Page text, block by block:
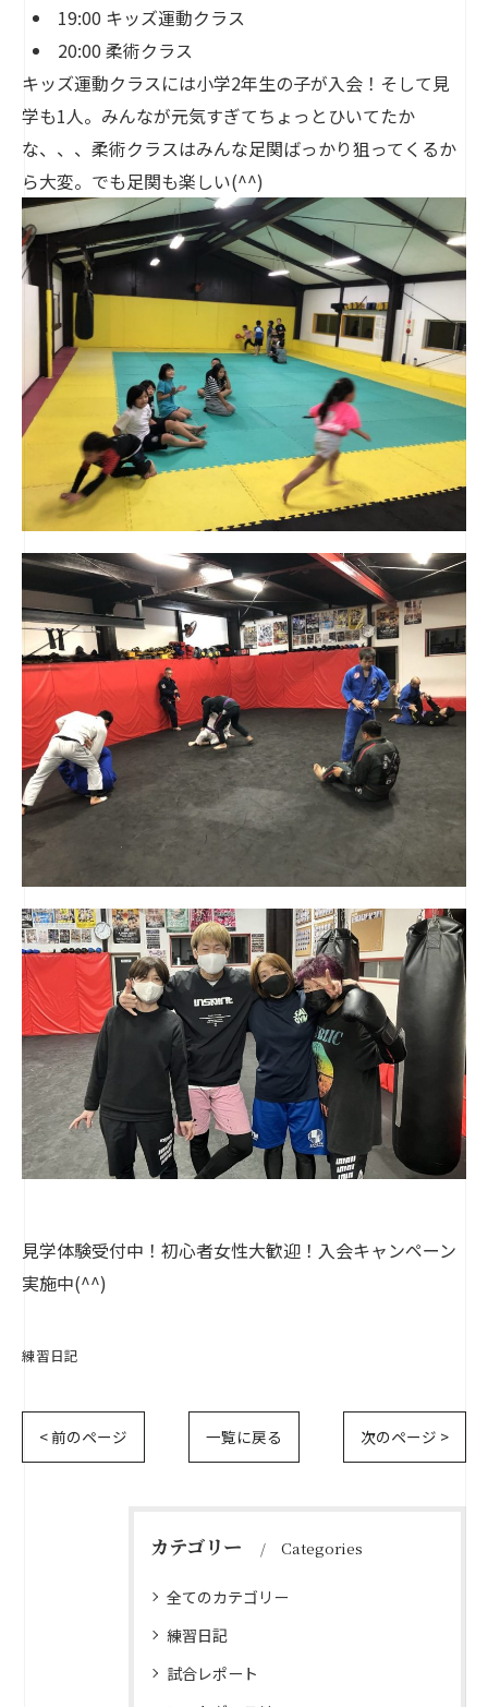
19:00 キッズ運動クラス
20:00 柔術クラス
キッズ運動クラスには小学2年生の子が入会！そして見
学も1人。みんなが元気すぎてちょっとひいてたか
な、、、柔術クラスはみんな足関ばっかり狙ってくるか
ら大変。でも足関も楽しい(^^)
見学体験受付中！初心者女性大歓迎！入会キャンペーン
実施中(^^)
練習日記
< 前のページ 一覧に戻る 次のページ >
カテゴリー Categories
全てのカテゴリー
練習日記
試合レポート